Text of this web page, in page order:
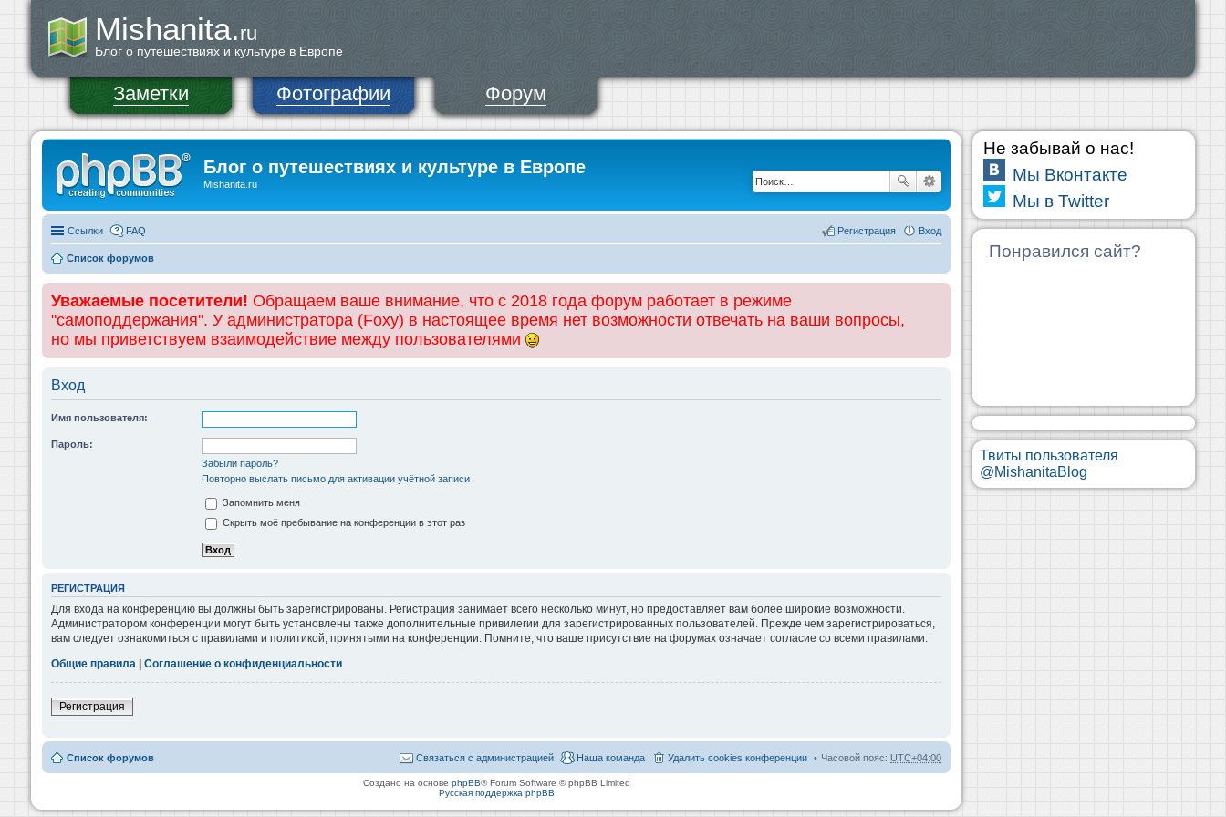
Mishanita.ru
Блог о путешествиях и культуре в Европе
Заметки Фотографии Форум
Блог о путешествиях и культуре в Европе
Mishanita.ru
Ссылки FAQ Вход
Регистрация
Список форумов
Уважаемые посетители! Обращаем ваше внимание, что с 2018 года форум работает в режиме
"самоподдержания". У администратора (Foxy) в настоящее время нет возможности отвечать на ваши вопросы,
но мы приветствуем взаимодействие между пользователями
Вход
Имя пользователя:
Пароль:
Забыли пароль?
Повторно выслать письмо для активации учётной записи
Запомнить меня
Скрыть моё пребывание на конференции в этот раз
РЕГИСТРАЦИЯ
Для входа на конференцию вы должны быть зарегистрированы. Регистрация занимает всего несколько минут, но предоставляет вам более широкие возможности.
Администратором конференции могут быть установлены также дополнительные привилегии для зарегистрированных пользователей. Прежде чем зарегистрироваться,
вам следует ознакомиться с правилами и политикой, принятыми на конференции. Помните, что ваше присутствие на форумах означает согласие со всеми правилами.
Общие правила
Соглашение о конфиденциальности
Регистрация
Список форумов Часовой пояс: UTC+04:00
Удалить cookies конференции
Наша команда
Связаться с администрацией
Создано на основе phpBB® Forum Software © phpBB Limited
Русская поддержка phpBB
Не забывай о нас!
Мы Вконтакте
Мы в Twitter
Понравился сайт?
Твиты пользователя
@MishanitaBlog